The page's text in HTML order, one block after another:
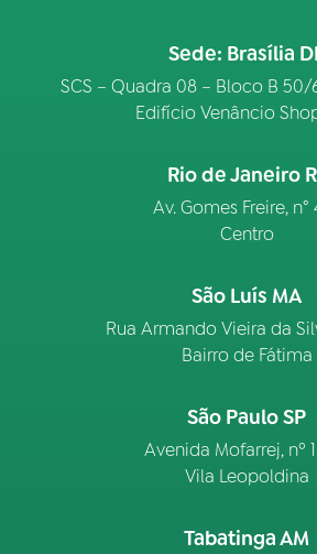
Sede: Brasília
SCS – Quadra 08 – Bloco B 50/
Edifício Venâncio
Rio de Janeiro
Av. Gomes Freire, n°
Centro
São Luís MA
Rua Armando Vieira da
Bairro de Fátima
São Paulo SP
Avenida Mofarrej, nº
Vila Leopoldina
Tabatinga AM